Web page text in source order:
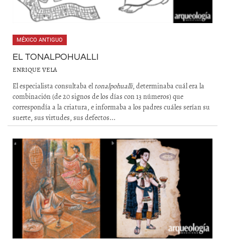
MÉXICO ANTIGUO
EL TONALPOHUALLI
ENRIQUE VELA
El especialista consultaba el tonalpohualli, determinaba cuál era la
combinación (de 20 signos de los días con 13 números) que
correspondía a la criatura, e informaba a los padres cuáles serían su
suerte, sus virtudes, sus defectos...